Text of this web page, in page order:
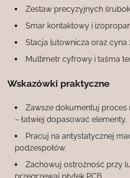
Zestaw precyzyjnych
Smar kontaktowy i
Stacja lutownicza oraz cyna
Multimetr cyfrowy i taśma
Wskazówki praktyczne
Zawsze dokumentuj proces
– łatwiej dopasować elementy.
Pracuj na antystatycznej
podzespołów.
Zachowuj ostrożność przy